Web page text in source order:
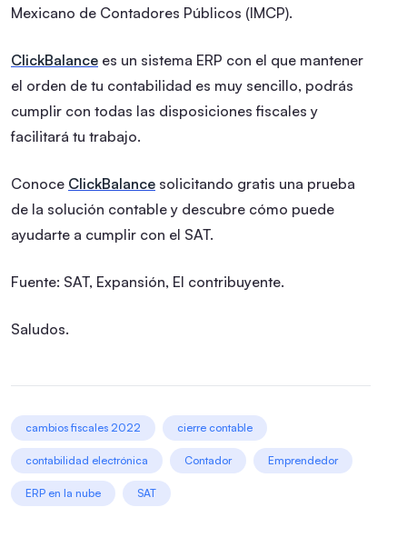
Mexicano de Contadores Públicos (IMCP).
ClickBalance es un sistema ERP con el que mantener
el orden de tu contabilidad es muy sencillo, podrás
cumplir con todas las disposiciones fiscales y
facilitará tu trabajo.
Conoce ClickBalance solicitando gratis una prueba
de la solución contable y descubre cómo puede
ayudarte a cumplir con el SAT.
Fuente: SAT, Expansión, El contribuyente.
Saludos.
cambios fiscales 2022 cierre contable
contabilidad electrónica Contador Emprendedor
ERP en la nube SAT